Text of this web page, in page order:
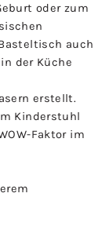
oder zum
auch
der Küche
erstellt.
Kinderstuhl
Faktor im